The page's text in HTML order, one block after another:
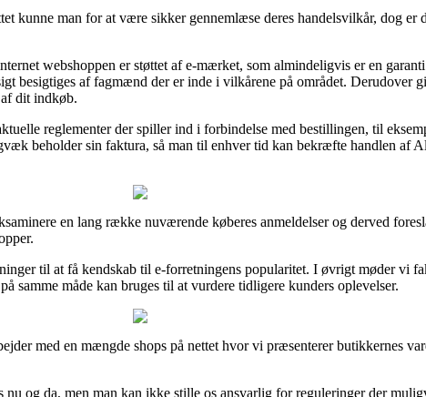
kunne man for at være sikker gennemlæse deres handelsvilkår, dog er
webshoppen er støttet af e-mærket, som almindeligvis er en
besigtiges af fagmænd der er inde i vilkårene på området. Derudover
dit indkøb.
reglementer der spiller ind i forbindelse med bestillingen, til
beholder sin faktura, så man til enhver tid kan bekræfte handlen af
en lang række nuværende køberes anmeldelser og derved
til at få kendskab til e-forretningens popularitet. I øvrigt møder vi
samme måde kan bruges til at vurdere tidligere kunders oplevelser.
med en mængde shops på nettet hvor vi præsenterer butikkernes
og da, men man kan ikke stille os ansvarlig for reguleringer der